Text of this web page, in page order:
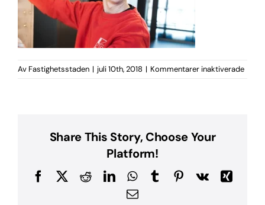
Av Fastighetsstaden | juli 10th, 2018 | Kommentarer inaktiveradeför
Share This Story, Choose Your
Platform!
FacebookRedditLinkedInWhatsApp
TumblrPinterest
Vk
Xing
E-